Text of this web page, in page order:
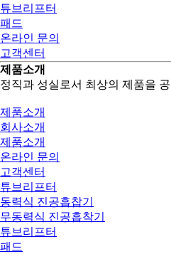
튜브리프터
패드
온라인 문의
고객센터
제품소개
정직과 성실로서 최상의 제품을
제품소개
회사소개
제품소개
온라인 문의
고객센터
튜브리프터
동력식 진공흡찹기
무동력식 진공흡착기
튜브리프터
패드